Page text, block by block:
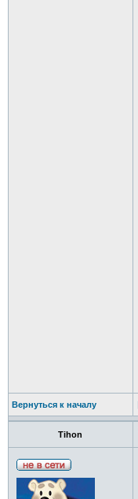
Вернуться к началу
Tihon